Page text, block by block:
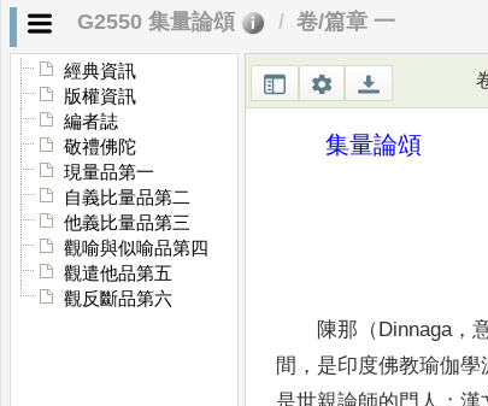
G2550 集量論頌 卷/篇章 一
經典資訊
版權資訊
編者誌
敬禮佛陀
現量品第一
自義比量品第二
他義比量品第三
觀喻與似喻品第四
觀遣他品第五
觀反斷品第六
集量論頌
陳那（Dinnaga，
間 ， 是印度佛教瑜伽學